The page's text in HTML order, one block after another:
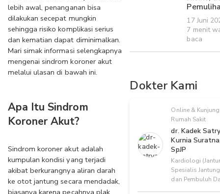
lebih awal, penanganan bisa
dilakukan secepat mungkin
sehingga risiko komplikasi serius
dan kematian dapat diminimalkan.
Mari simak informasi selengkapnya
mengenai sindrom koroner akut
melalui ulasan di bawah ini.
Apa Itu Sindrom
Koroner Akut?
Sindrom koroner akut adalah
kumpulan kondisi yang terjadi
akibat berkurangnya aliran darah
ke otot jantung secara mendadak,
biasanya karena pecahnya plak
17 Juni
7 menit
baca
Dokter Kami
Online &
Rumah Sakit
dr. Kadek
Kurnia
SpJP
Kardiologi
Spesialis Jantung
dan Pembuluh